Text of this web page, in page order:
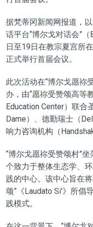
据梵蒂冈新闻网报道，
话平台“博尔戈对话会”
日至19日在教宗夏宫所
正式举行首届会议。
此次活动在“博尔戈愿祢
办，由“愿祢受赞颂高等
Education Center）联合
Dame）、德勤瑞士（
响力咨询机构（
“博尔戈愿祢受赞颂村”
个致力于整体生态学、
践的中心。该中心旨在
颂”《Laudato Si'》所倡
践模式。